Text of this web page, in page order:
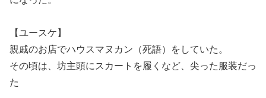
【ユースケ】
親戚のお店でハウスマヌカン（死語）をしていた。
その頃は、坊主頭にスカートを履くなど、尖った服装だっ
た